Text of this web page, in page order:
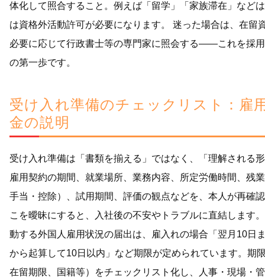
体化して照合すること。例えば「留学」「家族滞在」など
は資格外活動許可が必要になります。 迷った場合は、在留
必要に応じて行政書士等の専門家に照会する——これを採
の第一歩です。
受け入れ準備のチェックリスト：雇
金の説明
受け入れ準備は「書類を揃える」ではなく、「理解される
雇用契約の期間、就業場所、業務内容、所定労働時間、残
手当・控除）、試用期間、評価の観点などを、本人が再確
こを曖昧にすると、入社後の不安やトラブルに直結します
動する外国人雇用状況の届出は、雇入れの場合「翌月10日
から起算して10日以内」など期限が定められています。期
在留期限、国籍等）をチェックリスト化し、人事・現場・